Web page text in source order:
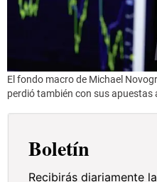
El fondo macro de Michael
perdió también con sus apuestas
Boletín
Recibirás diariamente